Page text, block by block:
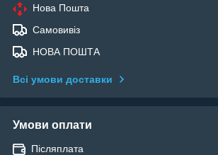
Нова Пошта
Самовивіз
НОВА ПОШТА
Всі умови доставки
Умови оплати
Післяплата